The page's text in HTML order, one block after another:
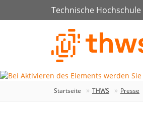
Technische
Startseite THWS Presse